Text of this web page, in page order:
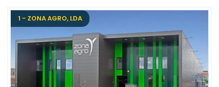
1 - ZONA AGRO, LDA